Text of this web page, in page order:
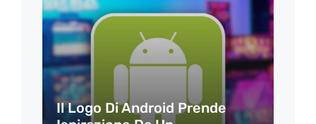
Il Logo Di Android Prende